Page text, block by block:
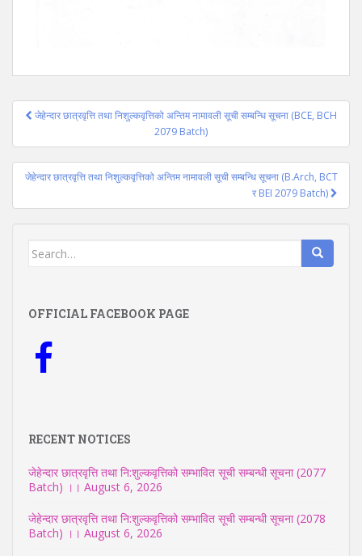
Postजेहेन्दार छात्रवृत्ति तथा निशुल्कवृत्तिको अन्तिम नामावली सूची सम्बन्धि सूचना (BCE, BCH
2079 Batch)
जेहेन्दार छात्रवृत्ति तथा निशुल्कवृत्तिको अन्तिम नामावली सूची सम्बन्धि सूचना (B.Arch, BCT
र BEI 2079 Batch)
Search
OFFICIAL FACEBOOK PAGE
RECENT NOTICES
जेहेन्दार छात्रवृत्ति तथा नि:शुल्कवृत्तिको सम्भावित सूची सम्बन्धी सूचना (2077
Batch) ।। August 6, 2026
जेहेन्दार छात्रवृत्ति तथा नि:शुल्कवृत्तिको सम्भावित सूची सम्बन्धी सूचना (2078
Batch) ।। August 6, 2026